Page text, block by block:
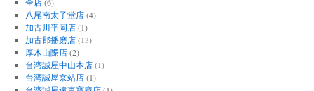
八尾南太子堂店(4)
加古川平岡店(1)
加古郡播磨店(13)
厚木山際店(2)
台湾誠屋中山本店(1)
台湾誠屋京站店(1)